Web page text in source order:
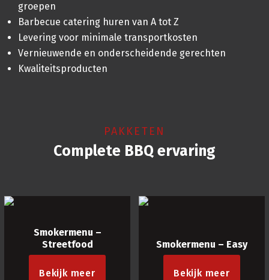
groepen
Barbecue catering huren van A tot Z
Levering voor minimale transportkosten
Vernieuwende en onderscheidende gerechten
Kwaliteitsproducten
PAKKETEN
Complete BBQ ervaring
Smokermenu –
Streetfood
Bekijk meer
Smokermenu – Easy
Bekijk meer